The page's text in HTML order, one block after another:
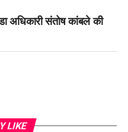
अधिकारी संतोष कांबले की
LIKE